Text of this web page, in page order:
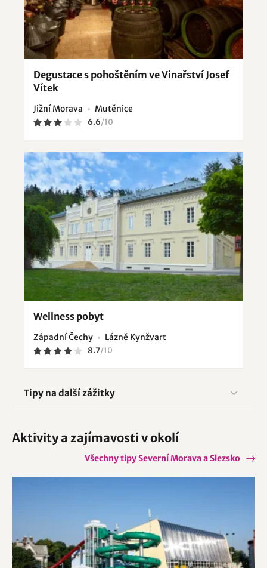
Degustace s pohoštěním ve Vinařství Josef
Vítek
Jižní Morava Mutěnice
6.6/10
Wellness pobyt
Západní Čechy Lázně Kynžvart
8.7/10
Tipy na další zážitky
Aktivity a zajímavosti v okolí
Všechny tipy Severní Morava a Slezsko